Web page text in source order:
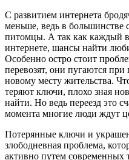
С развитием интернета
меньше, ведь в большинстве
питомцы. А так как каждый
интернете, шансы найти
Особенно остро стоит
перевозят, они пугаются
новому месту жительства.
теряют ключи, плохо зная
найти. Но ведь переезд это
момента многие люди ждут
Потерянные ключи и
злободневная проблема,
активно путем современных